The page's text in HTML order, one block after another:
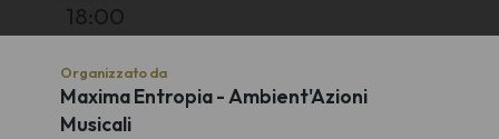
18:00
Organizzato da
Maxima Entropia - Ambient'Azioni
Musicali